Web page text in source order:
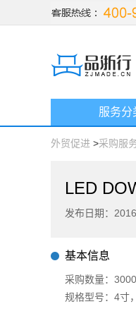
服务分
外贸促进 >采购服
LED
发布日期：
基本信息
采购数量：3000
规格型号：4寸